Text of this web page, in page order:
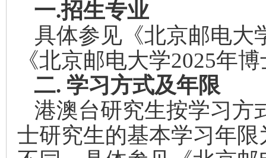
一.招生专业
具体参见《北京邮电大
《北京邮电大学2025年
二. 学习方式及年限
港澳台研究生按学习方
士研究生的基本学习年